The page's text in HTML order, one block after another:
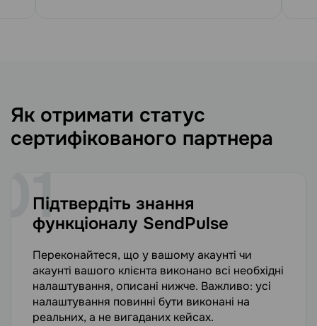
Як отримати статус
сертифікованого партнера
Підтвердіть знання
функціоналу SendPulse
Переконайтеся, що у вашому акаунті чи
акаунті вашого клієнта виконано всі необхідні
налаштування, описані нижче. Важливо: усі
налаштування повинні бути виконані на
реальних, а не вигаданих кейсах.